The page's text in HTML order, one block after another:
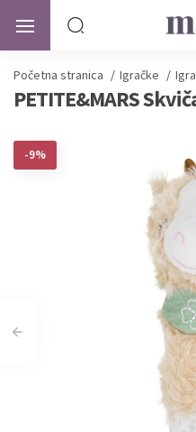
Početna stranica / Igračke /
PETITE&MARS
-9%